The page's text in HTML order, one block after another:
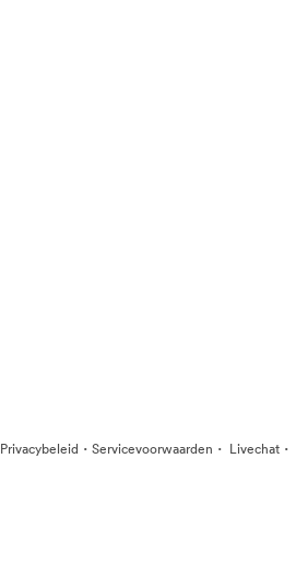
Privacybeleid · Servicevoorwaarden · Livechat ·